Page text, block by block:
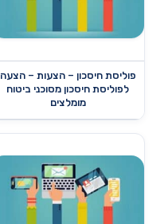
פוליסת חיסכון – הצעות – הצעה
לפוליסת חיסכון מסוכני ביטוח
מומלצים